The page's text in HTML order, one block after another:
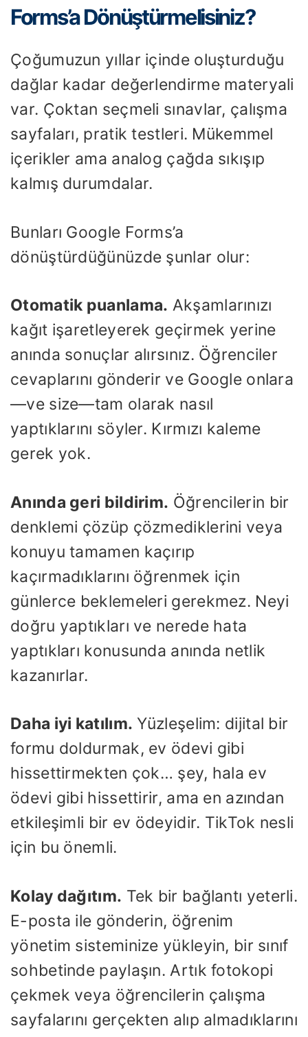
Forms’a Dönüştürmelisiniz?
Çoğumuzun yıllar içinde oluşturduğu
dağlar kadar değerlendirme materyali
var. Çoktan seçmeli sınavlar, çalışma
sayfaları, pratik testleri. Mükemmel
içerikler ama analog çağda sıkışıp
kalmış durumdalar.
Bunları Google Forms’a
dönüştürdüğünüzde şunlar olur:
Otomatik puanlama. Akşamlarınızı
kağıt işaretleyerek geçirmek yerine
anında sonuçlar alırsınız. Öğrenciler
cevaplarını gönderir ve Google onlara
—ve size—tam olarak nasıl
yaptıklarını söyler. Kırmızı kaleme
gerek yok.
Anında geri bildirim. Öğrencilerin bir
denklemi çözüp çözmediklerini veya
konuyu tamamen kaçırıp
kaçırmadıklarını öğrenmek için
günlerce beklemeleri gerekmez. Neyi
doğru yaptıkları ve nerede hata
yaptıkları konusunda anında netlik
kazanırlar.
Daha iyi katılım. Yüzleşelim: dijital bir
formu doldurmak, ev ödevi gibi
hissettirmekten çok… şey, hala ev
ödevi gibi hissettirir, ama en azından
etkileşimli bir ev ödeyidir. TikTok nesli
için bu önemli.
Kolay dağıtım. Tek bir bağlantı yeterli.
E-posta ile gönderin, öğrenim
yönetim sisteminize yükleyin, bir sınıf
sohbetinde paylaşın. Artık fotokopi
çekmek veya öğrencilerin çalışma
sayfalarını gerçekten alıp almadıklarını